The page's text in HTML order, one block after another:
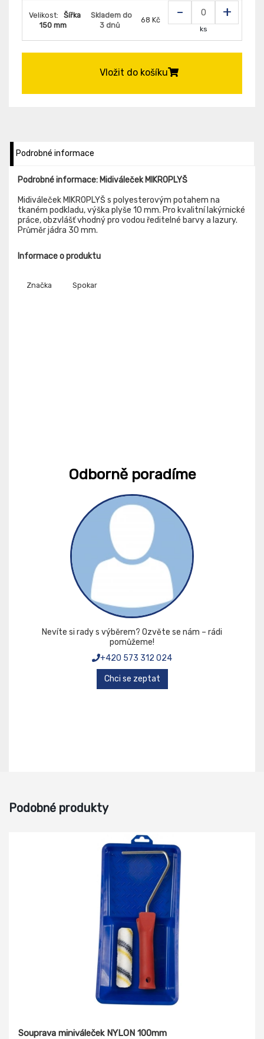
Velikost:
Šířka
150 mm
Skladem do
3 dnů
68 Kč - +
ks
Vložit do košíku
Podrobné informace
Podrobné informace: Midiváleček MIKROPLYŠ
Midiváleček MIKROPLYŠ s polyesterovým potahem na
tkaném podkladu, výška plyše 10 mm. Pro kvalitní lakýrnické
práce, obzvlášť vhodný pro vodou ředitelné barvy a lazury.
Průměr jádra 30 mm.
Informace o produktu
Značka Spokar
Odborně poradíme
Nevíte si rady s výběrem? Ozvěte se nám – rádi
pomůžeme!
+420 573 312 024
Chci se zeptat
Podobné produkty
Souprava miniváleček NYLON 100mm